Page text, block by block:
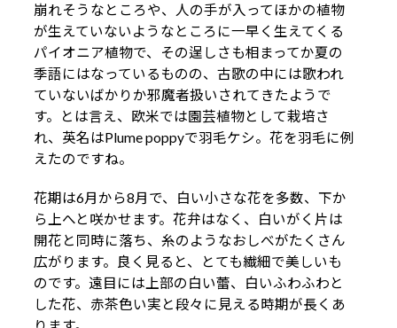
崩れそうなところや、人の手が入ってほかの植物
が生えていないようなところに一早く生えてくる
パイオニア植物で、その逞しさも相まってか夏の
季語にはなっているものの、古歌の中には歌われ
ていないばかりか邪魔者扱いされてきたようで
す。とは言え、欧米では園芸植物として栽培さ
れ、英名はPlume poppyで羽毛ケシ。花を羽毛に例
えたのですね。
花期は6月から8月で、白い小さな花を多数、下か
ら上へと咲かせます。花弁はなく、白いがく片は
開花と同時に落ち、糸のようなおしべがたくさん
広がります。良く見ると、とても繊細で美しいも
のです。遠目には上部の白い蕾、白いふわふわと
した花、赤茶色い実と段々に見える時期が長くあ